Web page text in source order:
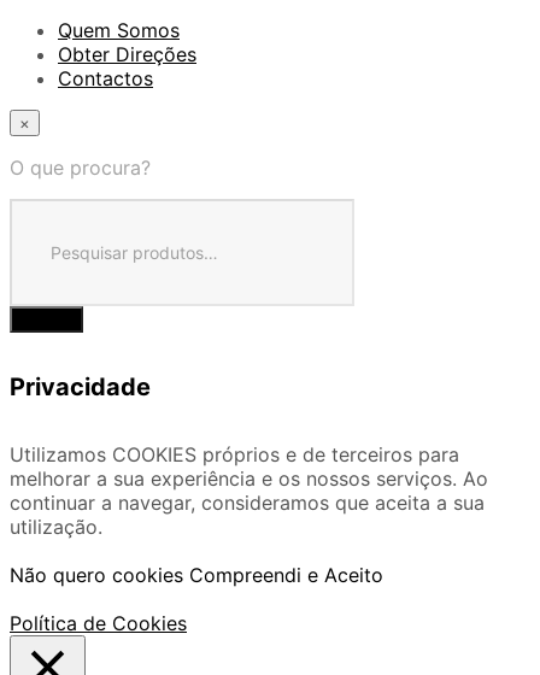
Quem Somos
Obter Direções
Contactos
×
O que procura?
Privacidade
Utilizamos COOKIES próprios e de terceiros para
melhorar a sua experiência e os nossos serviços. Ao
continuar a navegar, consideramos que aceita a sua
utilização.
Não quero cookies Compreendi e Aceito
Política de Cookies